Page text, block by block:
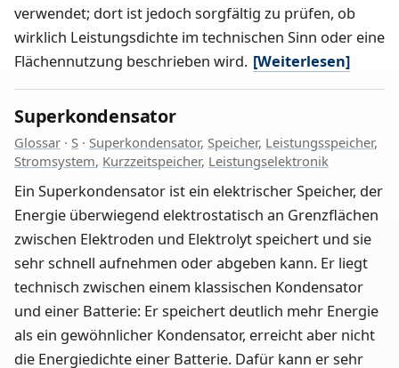
verwendet; dort ist jedoch sorgfältig zu prüfen, ob
wirklich Leistungsdichte im technischen Sinn oder eine
Flächennutzung beschrieben wird. [Weiterlesen]
Superkondensator
Glossar · S · Superkondensator, Speicher, Leistungsspeicher,
Stromsystem, Kurzzeitspeicher, Leistungselektronik
Ein Superkondensator ist ein elektrischer Speicher, der
Energie überwiegend elektrostatisch an Grenzflächen
zwischen Elektroden und Elektrolyt speichert und sie
sehr schnell aufnehmen oder abgeben kann. Er liegt
technisch zwischen einem klassischen Kondensator
und einer Batterie: Er speichert deutlich mehr Energie
als ein gewöhnlicher Kondensator, erreicht aber nicht
die Energiedichte einer Batterie. Dafür kann er sehr